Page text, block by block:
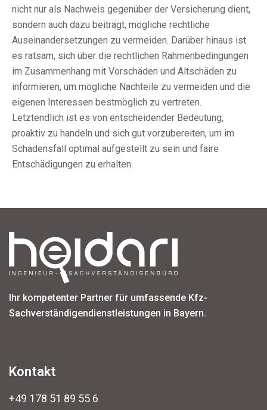
nicht nur als Nachweis gegenüber der Versicherung dient,
sondern auch dazu beiträgt, mögliche rechtliche
Auseinandersetzungen zu vermeiden. Darüber hinaus ist
es ratsam, sich über die rechtlichen Rahmenbedingungen
im Zusammenhang mit Vorschäden und Altschäden zu
informieren, um mögliche Nachteile zu vermeiden und die
eigenen Interessen bestmöglich zu vertreten.
Letztendlich ist es von entscheidender Bedeutung,
proaktiv zu handeln und sich gut vorzubereiten, um im
Schadensfall optimal aufgestellt zu sein und faire
Entschädigungen zu erhalten.
Ihr kompetenter Partner für umfassende Kfz-
Sachverständigendienstleistungen in Bayern.
Kontakt
+49 178 51 89 55 6